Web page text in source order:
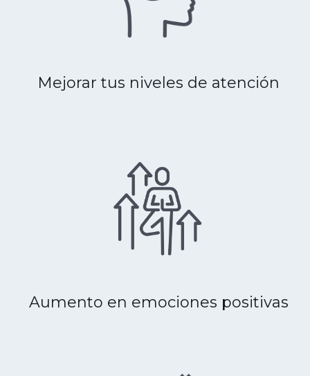
Mejorar tus niveles de atención
Aumento en emociones positivas